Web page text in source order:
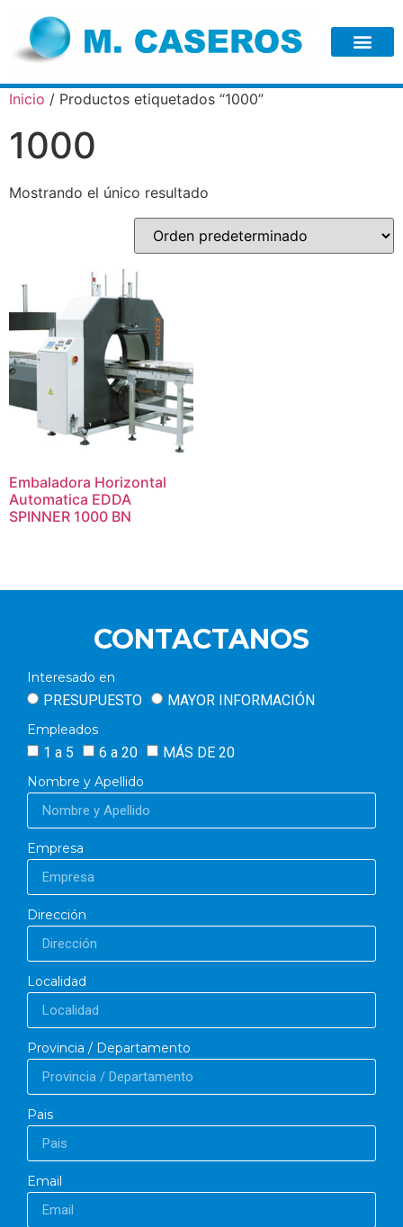
Inicio / Productos etiquetados “1000”
1000
Mostrando el único resultado
Embaladora Horizontal
Automatica EDDA
SPINNER 1000 BN
CONTACTANOS
Interesado en
PRESUPUESTO MAYOR INFORMACIÓN
Empleados
1 a 5 6 a 20 MÁS DE 20
Nombre y Apellido
Empresa
Dirección
Localidad
Provincia / Departamento
Pais
Email